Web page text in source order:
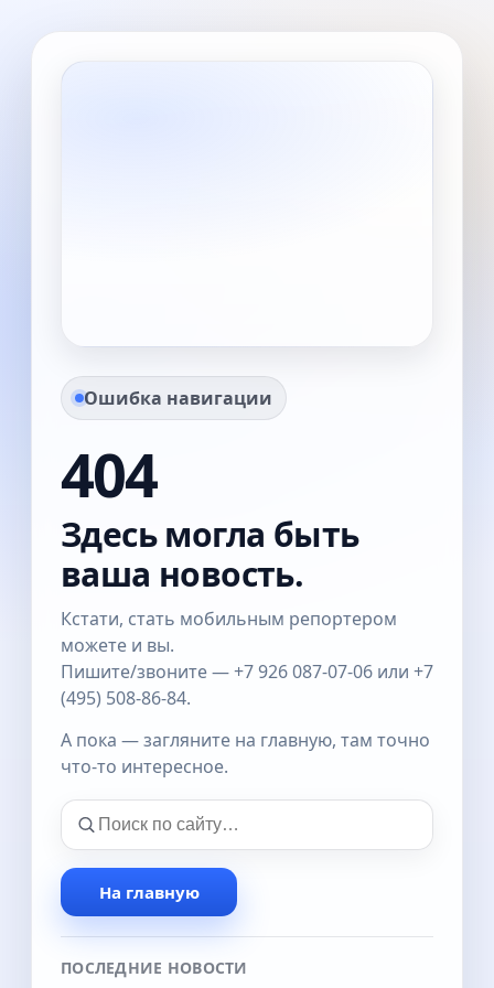
Ошибка навигации
404
Здесь могла быть
ваша новость.
Кстати, стать мобильным репортером
можете и вы.
Пишите/звоните — +7 926 087-07-06 или +7
(495) 508-86-84.
А пока — загляните на главную, там точно
что-то интересное.
На главную
ПОСЛЕДНИЕ НОВОСТИ